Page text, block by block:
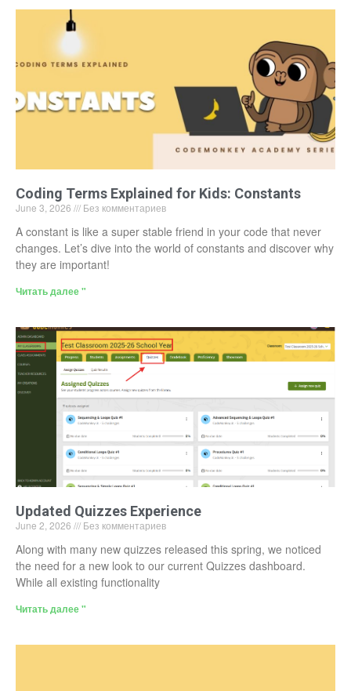
Coding Terms Explained for Kids: Constants
June 3, 2026 Без комментариев
A constant is like a super stable friend in your code that never
changes. Let’s dive into the world of constants and discover why
they are important!
Читать далее "
Updated Quizzes Experience
June 2, 2026 Без комментариев
Along with many new quizzes released this spring, we noticed
the need for a new look to our current Quizzes dashboard.
While all existing functionality
Читать далее "